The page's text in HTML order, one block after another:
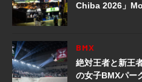
Chiba 2026」
BMX
絶対王者と新王
の女子BMXパー